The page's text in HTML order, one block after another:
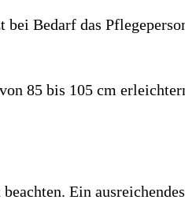
Bedarf das
85 bis 105 cm
Ein